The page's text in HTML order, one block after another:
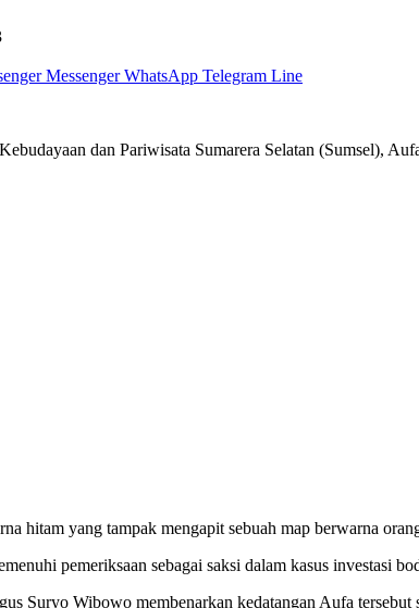
Messenger WhatsApp Telegram Line
dan Pariwisata Sumarera Selatan (Sumsel),
hitam yang tampak mengapit sebuah map berwarna
pemeriksaan sebagai saksi dalam kasus investasi
Suryo Wibowo membenarkan kedatangan Aufa